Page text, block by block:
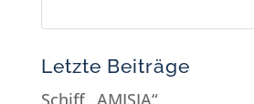
Letzte Beiträge
Schiff „AMISIA“